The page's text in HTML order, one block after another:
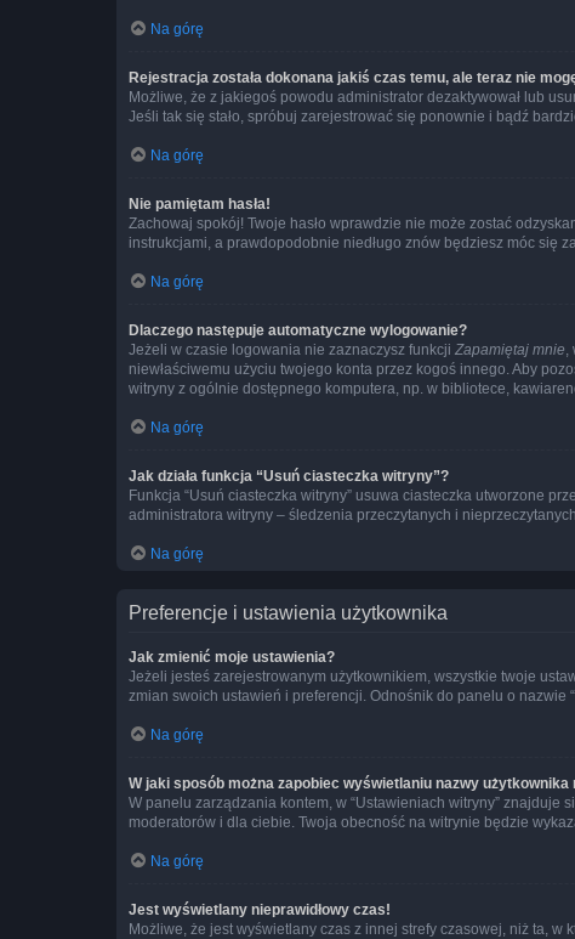
Na górę
Rejestracja została dokonana jakiś czas temu, ale teraz nie
Możliwe, że z jakiegoś powodu administrator dezaktywował lub
Jeśli tak się stało, spróbuj zarejestrować się ponownie i bądź
Na górę
Nie pamiętam hasła!
Zachowaj spokój! Twoje hasło wprawdzie nie może zostać
instrukcjami, a prawdopodobnie niedługo znów będziesz móc się
Na górę
Dlaczego następuje automatyczne wylogowanie?
Jeżeli w czasie logowania nie zaznaczysz funkcji Zapamiętaj mnie,
niewłaściwemu użyciu twojego konta przez kogoś innego. Aby
witryny z ogólnie dostępnego komputera, np. w bibliotece,
Na górę
Jak działa funkcja “Usuń ciasteczka witryny”?
Funkcja “Usuń ciasteczka witryny” usuwa ciasteczka utworzone
administratora witryny – śledzenia przeczytanych i
Na górę
Preferencje i ustawienia użytkownika
Jak zmienić moje ustawienia?
Jeżeli jesteś zarejestrowanym użytkownikiem, wszystkie twoje
zmian swoich ustawień i preferencji. Odnośnik do panelu o nazwie
Na górę
W jaki sposób można zapobiec wyświetlaniu nazwy
W panelu zarządzania kontem, w “Ustawieniach witryny” znajduje
moderatorów i dla ciebie. Twoja obecność na witrynie będzie
Na górę
Jest wyświetlany nieprawidłowy czas!
Możliwe, że jest wyświetlany czas z innej strefy czasowej, niż ta,